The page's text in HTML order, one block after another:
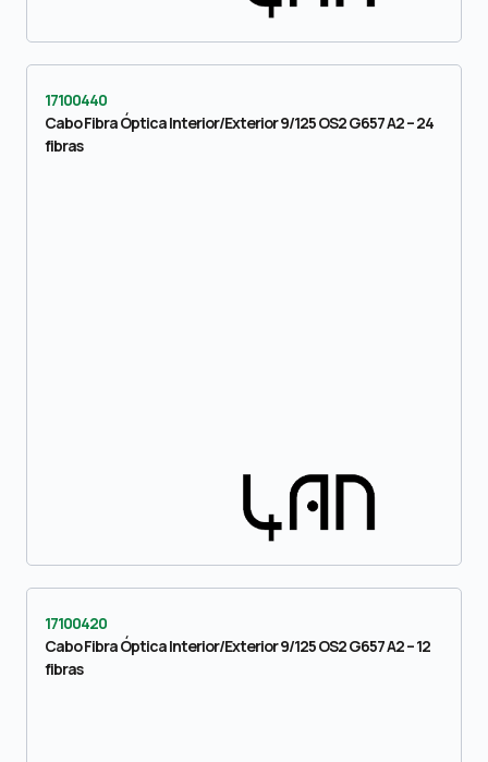
17100440
Cabo Fibra Óptica Interior/Exterior 9/125 OS2 G657 A2 – 24
fibras
17100420
Cabo Fibra Óptica Interior/Exterior 9/125 OS2 G657 A2 – 12
fibras